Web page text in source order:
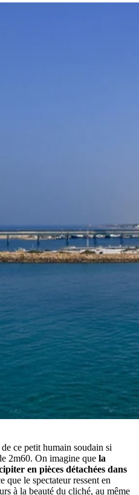
ce petit humain soudain si
2m60. On imagine que la
en pièces détachées dans
que le spectateur ressent en
à la beauté du cliché, au même